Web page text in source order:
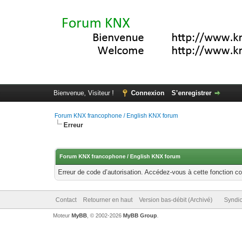
Bienvenue, Visiteur ! Connexion S’enregistrer
Forum KNX francophone / English KNX forum
Erreur
Forum KNX francophone / English KNX forum
Erreur de code d’autorisation. Accédez-vous à cette fonction
Contact Retourner en haut Version bas-débit (Archivé)
Moteur MyBB, © 2002-2026 MyBB Group.